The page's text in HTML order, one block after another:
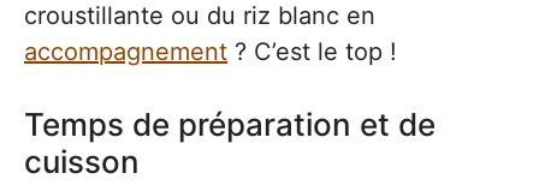
croustillante ou du riz blanc en
accompagnement ? C’est le top !
Temps de préparation et de
cuisson